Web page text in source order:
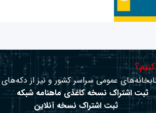
عمومی سراسر کشور و نیز از دکه‌های
ثبت اشتراک نسخه کاغذی ماهنامه شبکه
ثبت اشتراک نسخه آنلاین